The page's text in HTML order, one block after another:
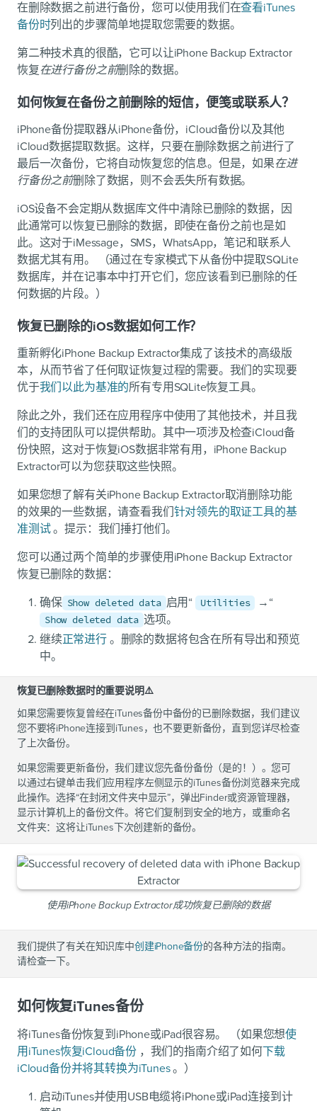
在删除数据之前进行备份，您可以使用我们在查看iTunes
备份时列出的步骤简单地提取您需要的数据。
第二种技术真的很酷，它可以让iPhone Backup Extractor
恢复在进行备份之前删除的数据。
如何恢复在备份之前删除的短信，便笺或联系人？
iPhone备份提取器从iPhone备份，iCloud备份以及其他
iCloud数据提取数据。这样，只要在删除数据之前进行了
最后一次备份，它将自动恢复您的信息。但是，如果在进
行备份之前删除了数据，则不会丢失所有数据。
iOS设备不会定期从数据库文件中清除已删除的数据，因
此通常可以恢复已删除的数据，即使在备份之前也是如
此。这对于iMessage，SMS，WhatsApp，笔记和联系人
数据尤其有用。 （通过在专家模式下从备份中提取SQLite
数据库，并在记事本中打开它们，您应该看到已删除的任
何数据的片段。）
恢复已删除的iOS数据如何工作？
重新孵化iPhone Backup Extractor集成了该技术的高级版
本，从而节省了任何取证恢复过程的需要。我们的实现要
优于我们以此为基准的所有专用SQLite恢复工具。
除此之外，我们还在应用程序中使用了其他技术，并且我
们的支持团队可以提供帮助。其中一项涉及检查iCloud备
份快照，这对于恢复iOS数据非常有用，iPhone Backup
Extractor可以为您获取这些快照。
如果您想了解有关iPhone Backup Extractor取消删除功能
的效果的一些数据，请查看我们针对领先的取证工具的基
准测试。提示：我们捶打他们。
您可以通过两个简单的步骤使用iPhone Backup Extractor
恢复已删除的数据：
确保 Show deleted data 启用“ Utilities →“
Show deleted data 选项。
继续正常进行。删除的数据将包含在所有导出和预览
中。
恢复已删除数据时的重要说明⚠️
如果您需要恢复曾经在iTunes备份中备份的已删除数据，我们建议
您不要将iPhone连接到iTunes，也不要更新备份，直到您详尽检查
了上次备份。
如果您需要更新备份，我们建议您先备份备份（是的！）。您可
以通过右键单击我们应用程序左侧显示的iTunes备份浏览器来完成
此操作。选择“在封闭文件夹中显示”，弹出Finder或资源管理器，
显示计算机上的备份文件。将它们复制到安全的地方，或重命名
文件夹：这将让iTunes下次创建新的备份。
使用iPhone Backup Extractor成功恢复已删除的数据
我们提供了有关在知识库中创建iPhone备份的各种方法的指南。
请检查一下。
如何恢复iTunes备份
将iTunes备份恢复到iPhone或iPad很容易。 （如果您想使
用iTunes恢复iCloud备份 ，我们的指南介绍了如何下载
iCloud备份并将其转换为iTunes。）
启动iTunes并使用USB电缆将iPhone或iPad连接到计